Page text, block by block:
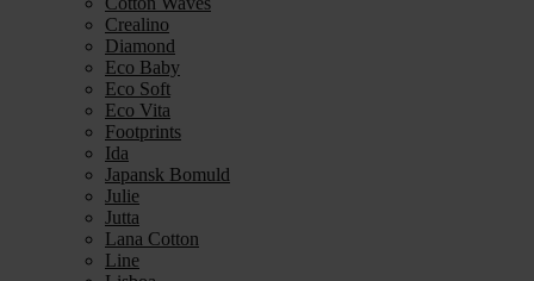
Crealino
Diamond
Eco Baby
Eco Soft
Eco Vita
Footprints
Ida
Japansk Bomuld
Julie
Jutta
Lana Cotton
Line